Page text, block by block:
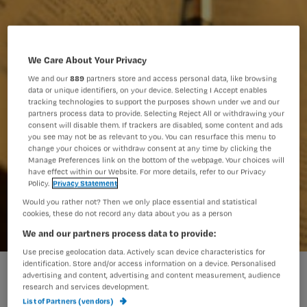
Rapport: evidence based verplegen noodzakelijk
We Care About Your Privacy
We and our889 partners store and access personal data, like browsing
data or unique identifiers, on your device. Selecting I Accept enables
tracking technologies to support the purposes shown under we and our
partners process data to provide. Selecting Reject All or withdrawing your
consent will disable them. If trackers are disabled, some content and ads
you see may not be as relevant to you. You can resurface this menu to
change your choices or withdraw consent at any time by clicking the
Manage Preferences link on the bottom of the webpage. Your choices will
have effect within our Website. For more details, refer to our Privacy
Policy. Privacy Statement
Would you rather not? Then we only place essential and statistical
cookies, these do not record any data about you as a person
We and our partners process data to provide:
Use precise geolocation data. Actively scan device characteristics for
identification. Store and/or access information on a device. Personalised
advertising and content, advertising and content measurement, audience
research and services development.
List of Partners (vendors)